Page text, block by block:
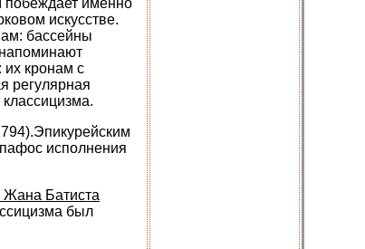
искусстве.
бассейны
их кронам с
регулярная
исполнения
Жана Батиста
был